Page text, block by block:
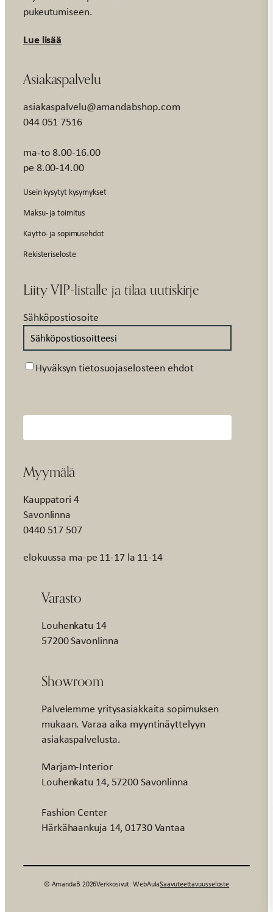
pukeutumiseen.
Lue lisää
Asiakaspalvelu
asiakaspalvelu@amandabshop.com
044 051 7516
ma-to 8.00-16.00
pe 8.00-14.00
Usein kysytyt kysymykset
Maksu- ja toimitus
Käyttö- ja sopimusehdot
Rekisteriseloste
Liity VIP-listalle ja tilaa uutiskirje
Sähköpostiosoite
Suostumus
Hyväksyn tietosuojaselosteen ehdot
Myymälä
Kauppatori 4
Savonlinna
0440 517 507
elokuussa ma-pe 11-17 la 11-14
Varasto
Louhenkatu 14
57200 Savonlinna
Showroom
Palvelemme yritysasiakkaita sopimuksen
mukaan. Varaa aika myyntinäyttelyyn
asiakaspalvelusta.
Marjam-Interior
Louhenkatu 14, 57200 Savonlinna
Fashion Center
Härkähaankuja 14, 01730 Vantaa
© AmandaB 2026Verkkosivut: WebAulaSaavuteettavuusseloste